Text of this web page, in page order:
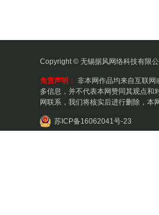
Copyright © 无锡据风网络科技有限公
免责声明： 非本网作品均来自互联
多信息，并不代表本网赞同其观点和
网联系，我们将核实后进行删除，本
苏ICP备16062041号-23